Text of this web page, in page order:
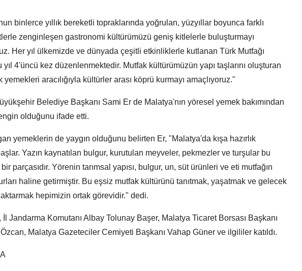
binlerce yıllık bereketli topraklarında yoğrulan, yüzyıllar boyunca farklı
zenginleşen gastronomi kültürümüzü geniş kitlelerle buluşturmayı
Her yıl ülkemizde ve dünyada çeşitli etkinliklerle kutlanan Türk Mutfağı
yıl 4'üncü kez düzenlenmektedir. Mutfak kültürümüzün yapı taşlarını oluşturan
yemekleri aracılığıyla kültürler arası köprü kurmayı amaçlıyoruz."
Belediye Başkanı Sami Er de Malatya'nın yöresel yemek bakımından
olduğunu ifade etti.
yemeklerin de yaygın olduğunu belirten Er, "Malatya'da kışa hazırlık
Yazın kaynatılan bulgur, kurutulan meyveler, pekmezler ve turşular bu
parçasıdır. Yörenin tarımsal yapısı, bulgur, un, süt ürünleri ve eti mutfağın
haline getirmiştir. Bu eşsiz mutfak kültürünü tanıtmak, yaşatmak ve gelecek
hepimizin ortak görevidir." dedi.
İl Jandarma Komutanı Albay Tolunay Başer, Malatya Ticaret Borsası Başkanı
Malatya Gazeteciler Cemiyeti Başkanı Vahap Güner ve ilgililer katıldı.